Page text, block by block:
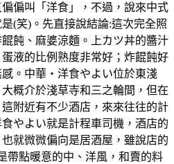
偏叫「洋食」，不過，說來中式
(笑)。先直接說結論:這次完全照
飩、麻婆涼麵。上カツ丼的醬汁
液的比例熟度非常好；炸餛飩好
。中華・洋食やよい位於東淺
概介於淺草寺和三之輪間，但在
附近有不少酒店，來來往往的計
やよい就是計程車司機，酒店的
就微微偏向是居酒屋，雖說店的
帶點暖意的中、洋風，和賣的料